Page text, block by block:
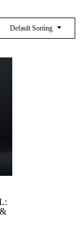
Default Sorting